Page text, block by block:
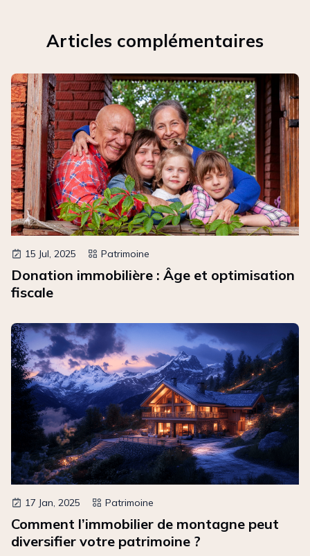
Articles complémentaires
15 Jul, 2025 Patrimoine
Donation immobilière : Âge et optimisation
fiscale
17 Jan, 2025 Patrimoine
Comment l’immobilier de montagne peut
diversifier votre patrimoine ?